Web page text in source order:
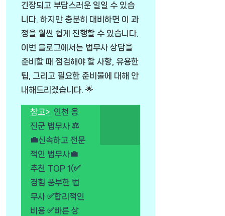
긴장되고 부담스러운 일일 수 있습
니다. 하지만 충분히 대비하면 이 과
정을 훨씬 쉽게 진행할 수 있습니다.
이번 블로그에서는 법무사 상담을
준비할 때 점검해야 할 사항, 유용한
팁, 그리고 필요한 준비물에 대해 안
내해드리겠습니다. 🌟
참고> 인천 옹
진군 법무사 ⚖️
💼신속하고 전문
적인 법무사💼
추천 TOP 1(✅
경험 풍부한 법
무사 ✅합리적인
비용 ✅빠른 상